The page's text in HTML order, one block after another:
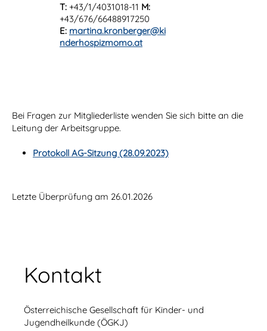
T: +43/1/4031018-11 M:
+43/676/66488917250
E: martina.kronberger@ki
nderhospizmomo.at
Bei Fragen zur Mitgliederliste wenden Sie sich bitte an die
Leitung der Arbeitsgruppe.
Protokoll AG-Sitzung (28.09.2023)
Letzte Überprüfung am 26.01.2026
Kontakt
Österreichische Gesellschaft für Kinder- und
Jugendheilkunde (ÖGKJ)